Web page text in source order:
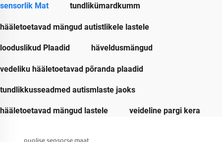
sensorlik Mat tundlikümardkumm
hääletoetavad mängud autistlikele lastele
looduslikud Plaadid häveldusmängud
vedeliku hääletoetavad põranda plaadid
tundlikkusseadmed autismlaste jaoks
hääletoetavad mängud lastele veideline pargi kera